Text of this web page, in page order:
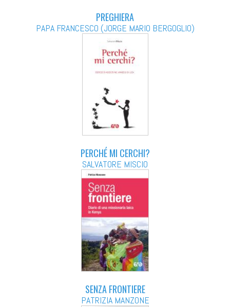
PREGHIERA
PAPA FRANCESCO (JORGE MARIO BERGOGLIO)
PERCHÉ MI CERCHI?
SALVATORE MISCIO
SENZA FRONTIERE
PATRIZIA MANZONE